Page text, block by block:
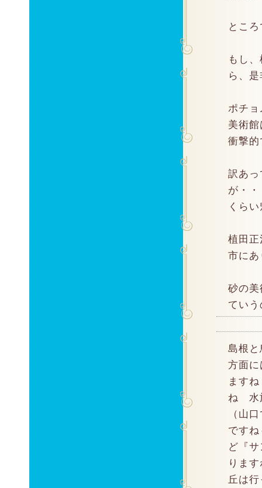
とこ
もし
ら、
ポチ
美術
衝撃
訳あ
が・
くら
植田
市に
砂の
てい
島根
方面
ます
ね 水
（山
です
ど『
りま
丘は